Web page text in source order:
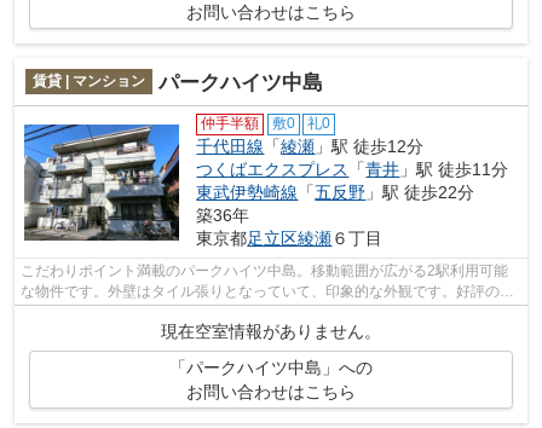
お問い合わせはこちら
賃貸 | マンション パークハイツ中島
仲手半額 敷0 礼0
千代田線 「綾瀬 」駅 徒歩12分
つくばエクスプレス
「青井 」駅 徒歩11分
東武伊勢崎線 「五反野 」駅 徒歩22分
築36年
東京都足立区綾瀬６丁目
こだわりポイント満載のパークハイツ中島。移動範囲が広がる2駅利用可能
な物件です。外壁はタイル張りとなっていて、印象的な外観です。好評の駅
現在空室情報がありません。
「パークハイツ中島」への
お問い合わせはこちら